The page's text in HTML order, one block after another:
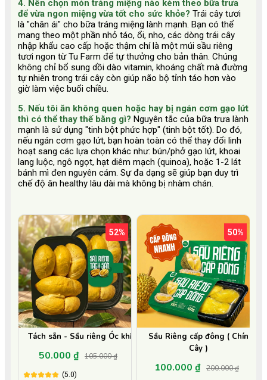
4. Nên chọn món tráng miệng nào kèm theo bữa trưa
để vừa ngon miệng vừa tốt cho sức khỏe? Trái cây tươi
là "chân ái" cho bữa tráng miệng lành mạnh. Bạn có thể
mang theo một phần nhỏ táo, ổi, nho, các dòng trái cây
nhập khẩu cao cấp hoặc thậm chí là một múi sầu riêng
tươi ngon từ Tu Farm để tự thưởng cho bản thân. Chúng
không chỉ bổ sung dồi dào vitamin, khoáng chất mà đường
tự nhiên trong trái cây còn giúp não bộ tỉnh táo hơn vào
giờ làm việc buổi chiều.
5. Nếu tôi ăn không quen hoặc hay bị ngán cơm gạo lứt
thì có thể thay thế bằng gì? Nguyên tắc của bữa trưa lành
mạnh là sử dụng "tinh bột phức hợp" (tinh bột tốt). Do đó,
nếu ngán cơm gạo lứt, bạn hoàn toàn có thể thay đổi linh
hoạt sang các lựa chọn khác như: bún/phở gạo lứt, khoai
lang luộc, ngô ngọt, hạt diêm mạch (quinoa), hoặc 1-2 lát
bánh mì đen nguyên cám. Sự đa dạng sẽ giúp bạn duy trì
chế độ ăn healthy lâu dài mà không bị nhàm chán.
52%
Tách sẵn - Sầu riêng Óc khỉ
50.000 ₫ 105.000 ₫
(5.0)
50%
Sầu Riêng cấp đông ( Chín
Cây )
100.000 ₫ 200.000 ₫